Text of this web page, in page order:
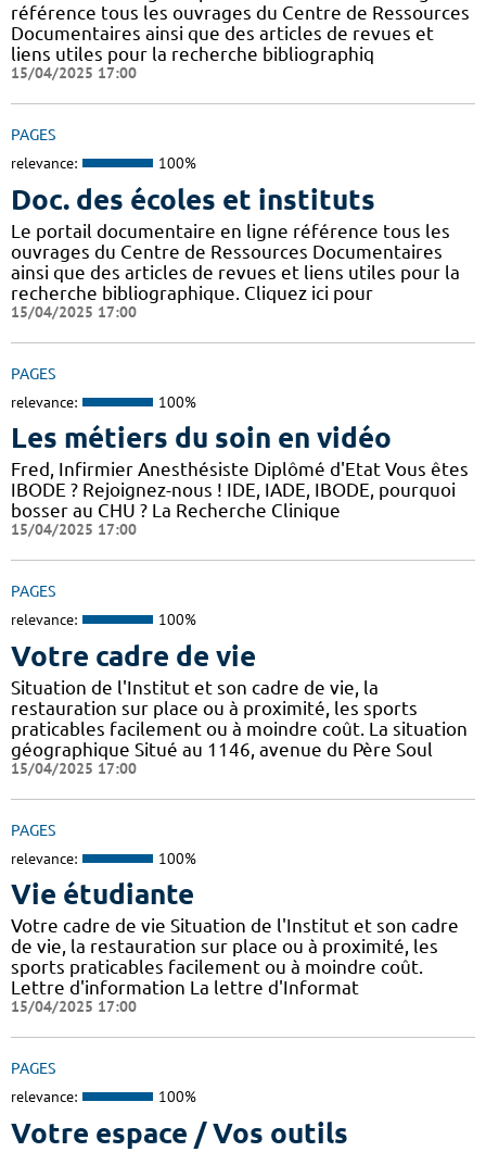
référence tous les ouvrages du Centre de Ressources
Documentaires ainsi que des articles de revues et
liens utiles pour la recherche bibliographiq
15/04/2025 17:00
PAGES
relevance: 100%
Doc. des écoles et instituts
Le portail documentaire en ligne référence tous les
ouvrages du Centre de Ressources Documentaires
ainsi que des articles de revues et liens utiles pour la
recherche bibliographique. Cliquez ici pour
15/04/2025 17:00
PAGES
relevance: 100%
Les métiers du soin en vidéo
Fred, Infirmier Anesthésiste Diplômé d'Etat Vous êtes
IBODE ? Rejoignez-nous ! IDE, IADE, IBODE, pourquoi
bosser au CHU ? La Recherche Clinique
15/04/2025 17:00
PAGES
relevance: 100%
Votre cadre de vie
Situation de l'Institut et son cadre de vie, la
restauration sur place ou à proximité, les sports
praticables facilement ou à moindre coût. La situation
géographique Situé au 1146, avenue du Père Soul
15/04/2025 17:00
PAGES
relevance: 100%
Vie étudiante
Votre cadre de vie Situation de l'Institut et son cadre
de vie, la restauration sur place ou à proximité, les
sports praticables facilement ou à moindre coût.
Lettre d'information La lettre d'Informat
15/04/2025 17:00
PAGES
relevance: 100%
Votre espace / Vos outils